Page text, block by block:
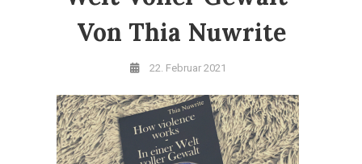
Von Thia Nuwrite
22. Februar 2021